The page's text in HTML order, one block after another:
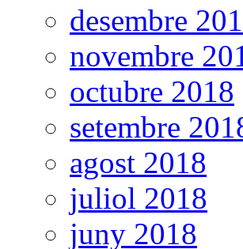
desembre
novembre
octubre 2018
setembre
agost 2018
juliol 2018
juny 2018